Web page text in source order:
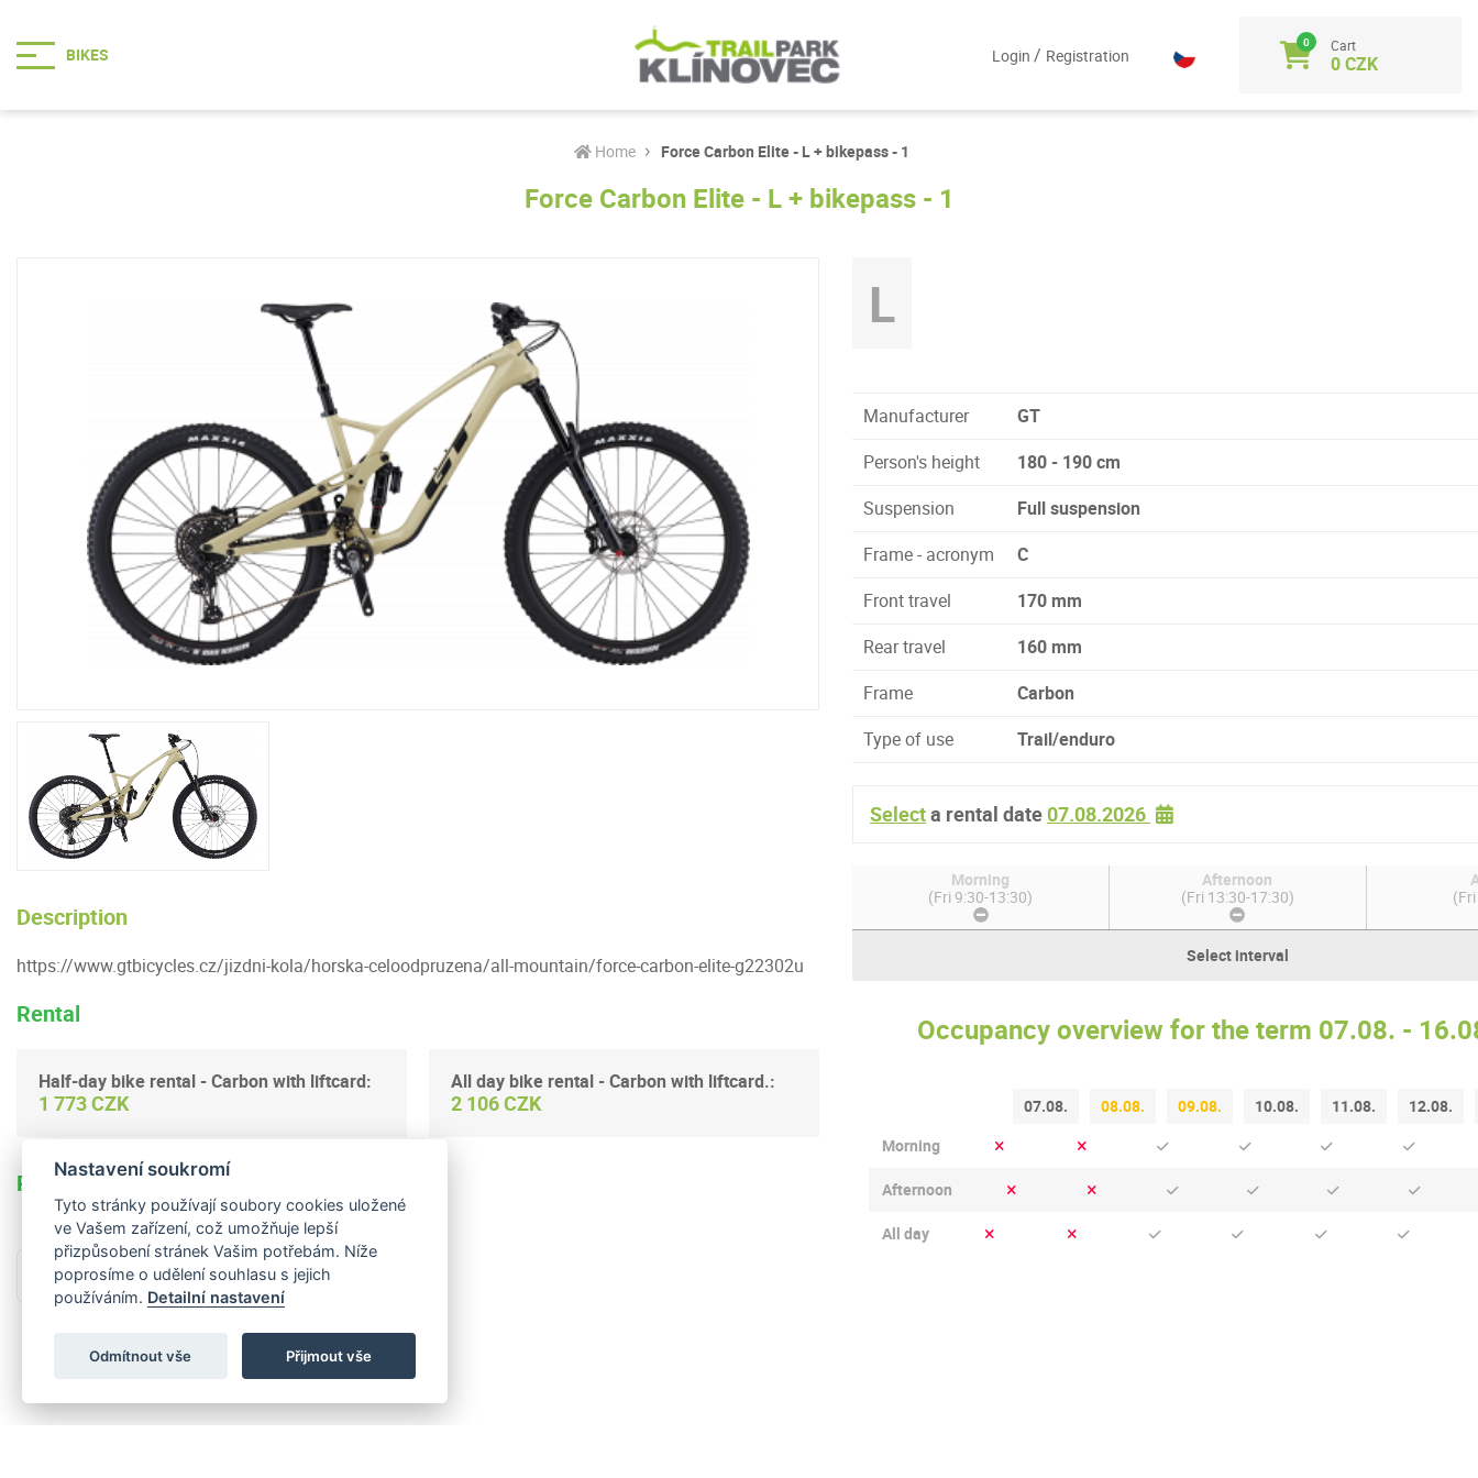
Login / Registration
Cart
0 CZK
Home Force Carbon Elite - L + bikepass - 1
Force Carbon Elite - L + bikepass - 1
Description
https://www.gtbicycles.cz/jizdni-kola/horska-celoodpruzena/all-mountain/force-carbon-elite-g22302u
Rental
Half-day bike rental - Carbon with liftcard:
1 773 CZK
All day bike rental - Carbon with liftcard.:
2 106 CZK
Refundable deposit: 3 000 CZK
Back to selection
L
Manufacturer
GT
Person's height
180 - 190 cm
Suspension
Full suspension
Frame - acronym
C
Front travel
170 mm
Rear travel
160 mm
Frame
Carbon
Type of use
Trail/enduro
Selecta rental date07.08.2026
Morning
(Fri 9:30-13:30)
Afternoon
(Fri 13:30-17:30)
Select interval
Occupancy overview for the term 07.08. -
07.08. 08.08. 09.08. 10.08. 11.08.
12.08.
Morning
Afternoon
All day
Nastavení soukromí
Tyto stránky používají soubory cookies uložené
ve Vašem zařízení, což umožňuje lepší
přizpůsobení stránek Vašim potřebám. Níže
poprosíme o udělení souhlasu s jejich
používáním. Detailní nastavení
Odmítnout vše Přijmout vše